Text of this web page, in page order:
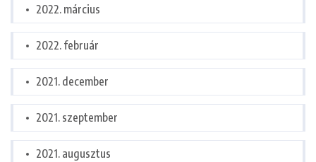
2022. március
2022. február
2021. december
2021. szeptember
2021. augusztus